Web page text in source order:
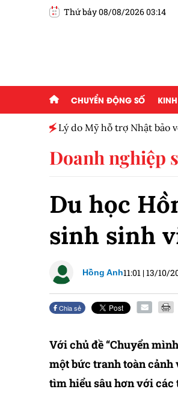
Thứ bảy 08/08/2026 03:14
CHUYỂN ĐỘNG SỐ
Lý do Mỹ hỗ trợ Nhật bảo
Doanh nghiệp
Du học
sinh sinh
Hồng Anh11:01 |13/10/
Chia sẻ
Với chủ đề “Chuyển
một bức tranh toàn cảnh
tìm hiểu sâu hơn với các